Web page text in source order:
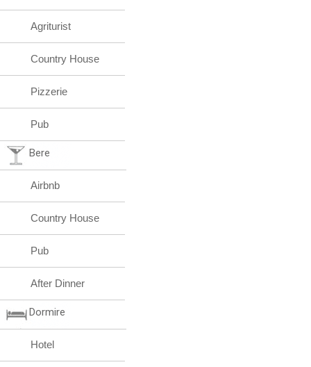
Agriturist
Country House
Pizzerie
Pub
Bere
Airbnb
Country House
Pub
After Dinner
Dormire
Hotel